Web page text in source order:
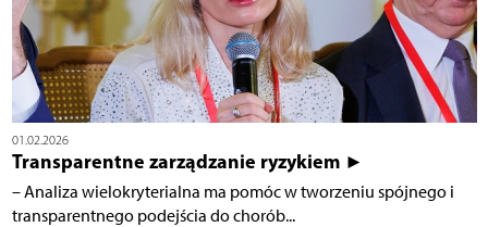
01.02.2026
Transparentne zarządzanie ryzykiem ►
– Analiza wielokryterialna ma pomóc w tworzeniu spójnego i
transparentnego podejścia do chorób...